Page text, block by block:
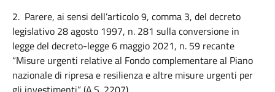
2. Parere, ai sensi dell’articolo 9, comma 3, del decreto
legislativo 28 agosto 1997, n. 281 sulla conversione in
legge del decreto-legge 6 maggio 2021, n. 59 recante
“Misure urgenti relative al Fondo complementare al Piano
nazionale di ripresa e resilienza e altre misure urgenti per